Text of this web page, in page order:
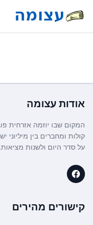
אודות עצומה
המקום שבו יוזמה אזרחית
קולות ומחברים בין
על סדר היום ולשנות מציאות.
קישורים מהירים